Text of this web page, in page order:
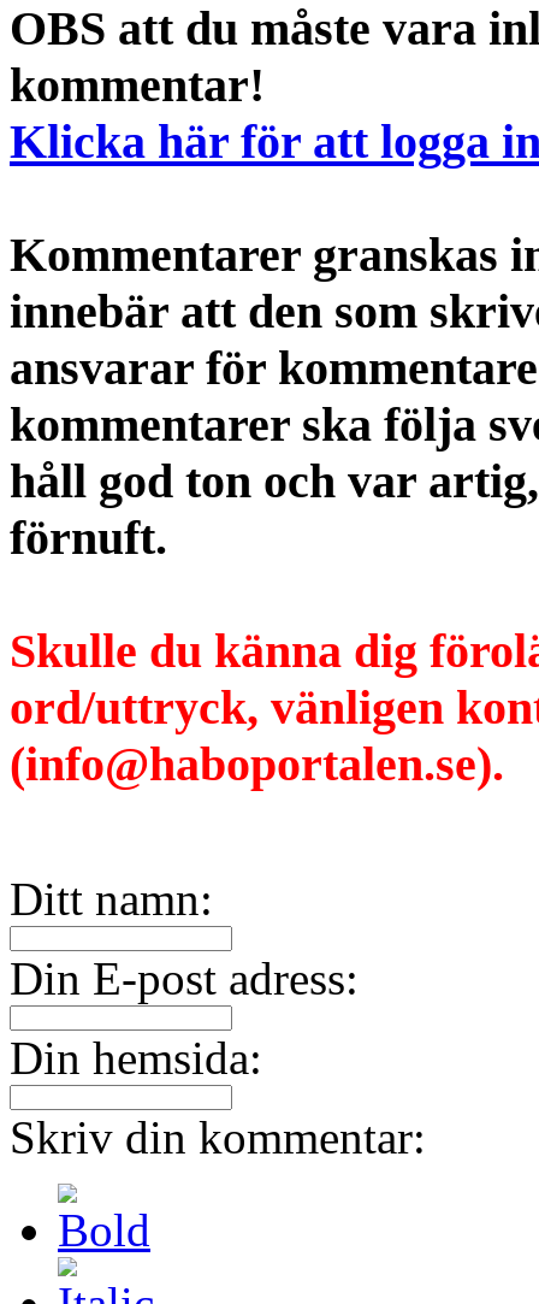
OBS att du måste vara
kommentar!
Klicka här för att logga
Kommentarer granskas
innebär att den som
ansvarar för
kommentarer ska följa
håll god ton och var
förnuft.
Skulle du känna dig
ord/uttryck, vänligen
(info@haboportalen.se).
Ditt namn:
Din E-post adress:
Din hemsida:
Skriv din kommentar: